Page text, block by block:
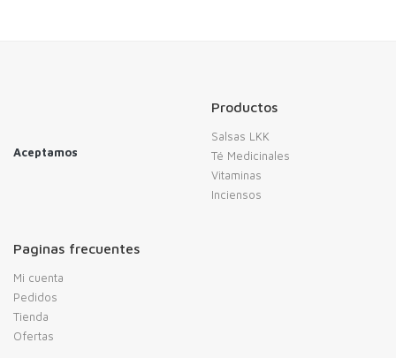
Aceptamos
Productos
Salsas LKK
Té Medicinales
Vitaminas
Inciensos
Paginas frecuentes
Mi cuenta
Pedidos
Tienda
Ofertas